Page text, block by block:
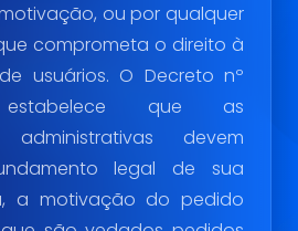
ou por qualquer
comprometa o direito à
usuários. O Decreto nº
estabelece que as
administrativas devem
legal de sua
a motivação do pedido